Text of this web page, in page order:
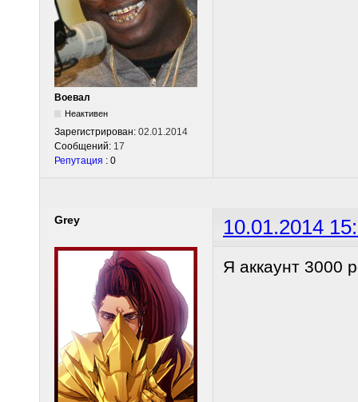
Воевал
Неактивен
Зарегистрирован: 02.01.2014
Сообщений: 17
Репутация : 0
Grey 10.01.2014
Я аккаунт 3000